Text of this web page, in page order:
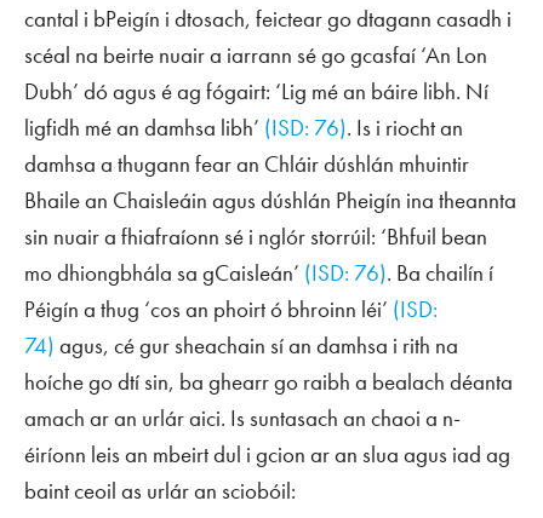
cantal i bPeigín i dtosach, feictear go dtagann casadh i
scéal na beirte nuair a iarrann sé go gcasfaí ‘An Lon
Dubh’ dó agus é ag fógairt: ‘Lig mé an báire libh. Ní
ligfidh mé an damhsa libh’ (ISD: 76). Is i riocht an
damhsa a thugann fear an Chláir dúshlán mhuintir
Bhaile an Chaisleáin agus dúshlán Pheigín ina theannta
sin nuair a fhiafraíonn sé i nglór storrúil: ‘Bhfuil bean
mo dhiongbhála sa gCaisleán’ (ISD: 76). Ba chailín í
Péigín a thug ‘cos an phoirt ó bhroinn léi’ (ISD:
74) agus, cé gur sheachain sí an damhsa i rith na
hoíche go dtí sin, ba ghearr go raibh a bealach déanta
amach ar an urlár aici. Is suntasach an chaoi a n-
éiríonn leis an mbeirt dul i gcion ar an slua agus iad ag
baint ceoil as urlár an sciobóil: